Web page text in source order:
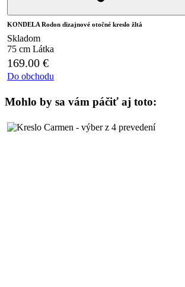
KONDELA Rodon dizajnové otočné kreslo žltá
Skladom
75 cm Látka
169.00 €
Do obchodu
Mohlo by sa vám páčiť aj toto: